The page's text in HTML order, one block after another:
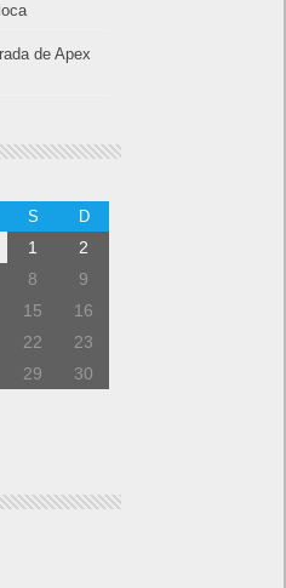
de Apex
S D
1
2
8
9
15
16
22
23
29
30